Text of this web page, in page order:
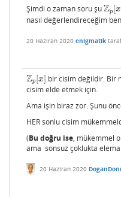
Şimdi o zaman soru şuZp [x
Zp[ x]
nasıl değerlendireceğim
20 Haziran 2020 enigmatik
Zp [x]
Zp[ x] bir cisim değildir. Bir
cisim elde etmek için.
Ama işin biraz zor. Şunu
HER sonlu cisim
(Bu doğru ise, mükemmel
ama sonsuz çoklukta
20 Haziran 2020